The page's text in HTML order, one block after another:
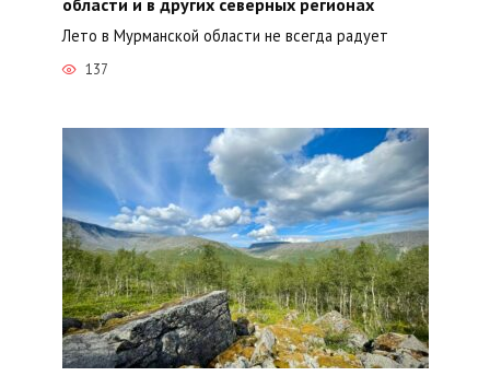
Лето в Мурманской области не всегда радует
137